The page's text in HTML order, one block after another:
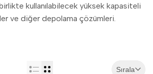
birlikte kullanılabilecek yüksek kapasiteli
ve diğer depolama çözümleri.
Sırala